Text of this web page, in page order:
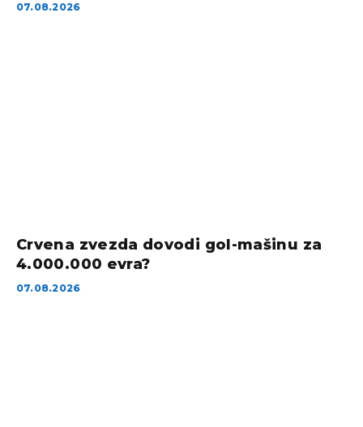
07.08.2026
Crvena zvezda dovodi gol-mašinu za
4.000.000 evra?
07.08.2026